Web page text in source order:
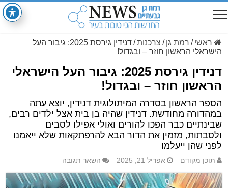
ראשי / רמת גן / צרכנות/
דנידין גירסת 2025: גיבור העל
הישראלי הראשון חוזר – ובגדול!
דנידין גירסת 2025: גיבור העל הישראלי
הראשון חוזר – ובגדול!
הספר הראשון בסדרה המיתולוגית דנידין, יוצא עתה
במהדורה מחודשת. דנידין שהיה בן בית אצל ילדים רבים,
שבינתיים כבר הפכו להורים ואולי אפילו לסבים
ולסבתות, מזמין את הדור הבא להרפתקאות שלא ייאמנו
לפני שהן ייעלמו
תוכן מקודם אפריל 21, 2025 השאר תגובה